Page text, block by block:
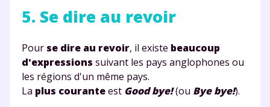
5. Se dire au revoir
Pour se dire au revoir, il existe beaucoup
d'expressions suivant les pays anglophones ou
les régions d'un même pays.
La plus couranteest Good bye!(ou Bye bye!).